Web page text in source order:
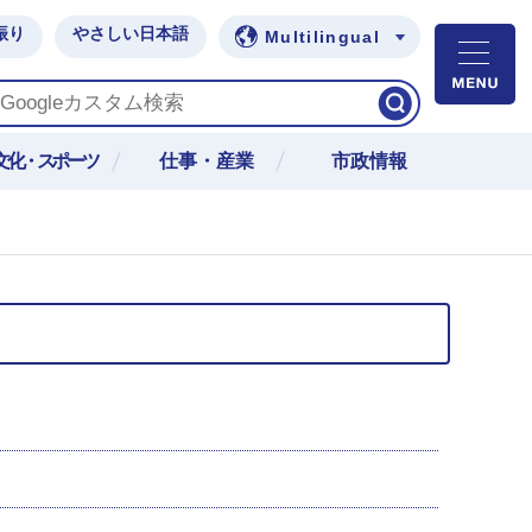
り やさしい日本語 Multilingual
化・スポーツ 仕事・産業 市政情報